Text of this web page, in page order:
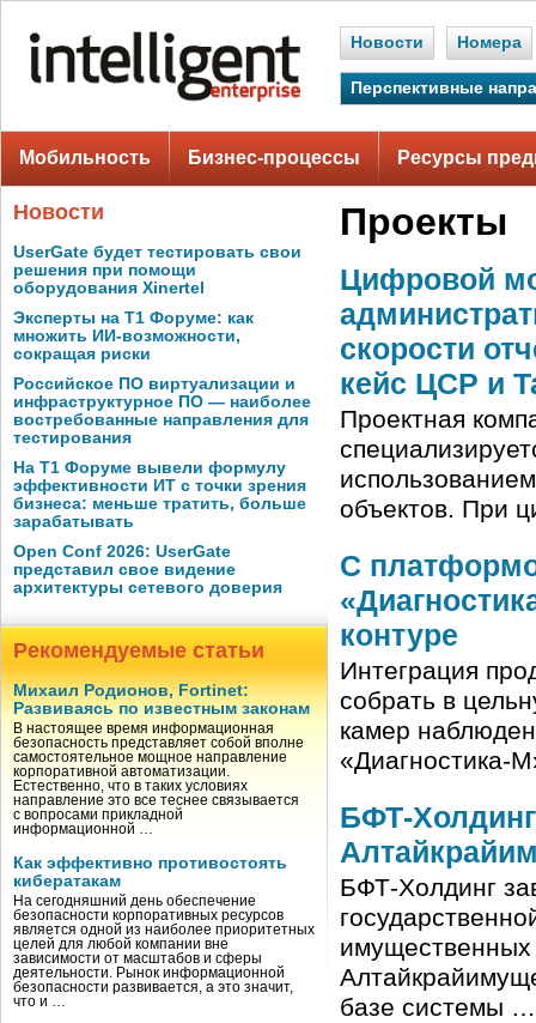
Новости Номера
Перспективные
Мобильность Бизнес-процессы Ресурсы
Новости
UserGate будет тестировать свои
решения при помощи
оборудования Xinertel
Эксперты на Т1 Форуме: как
множить ИИ-возможности,
сокращая риски
Российское ПО виртуализации и
инфраструктурное ПО — наиболее
востребованные направления для
тестирования
На Т1 Форуме вывели формулу
эффективности ИТ с точки зрения
бизнеса: меньше тратить, больше
зарабатывать
Open Conf 2026: UserGate
представил свое видение
архитектуры сетевого доверия
Рекомендуемые статьи
Михаил Родионов, Fortinet:
Развиваясь по известным законам
В настоящее время информационная
безопасность представляет собой вполне
самостоятельное мощное направление
корпоративной автоматизации.
Естественно, что в таких условиях
направление это все теснее связывается
с вопросами прикладной
информационной …
Как эффективно противостоять
кибератакам
На сегодняшний день обеспечение
безопасности корпоративных ресурсов
является одной из наиболее приоритетных
целей для любой компании вне
зависимости от масштабов и сферы
деятельности. Рынок информационной
безопасности развивается, а это значит,
что и …
Проекты
Цифровой
скорости
кейс ЦСР и
Проектная
объектов. При
С
контуре
Интеграция
собрать в
камер
«Диагностика-
БФТ-
БФТ-Холдинг
базе системы …